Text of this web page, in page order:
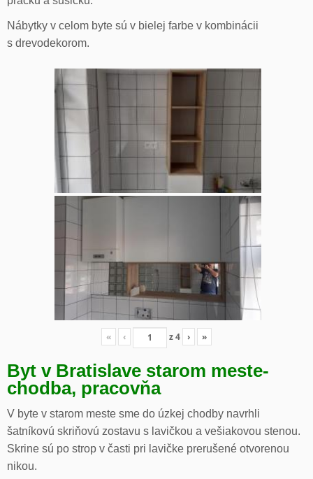
Nábytky v celom byte sú v bielej farbe v kombinácii
s drevodekorom.
« ‹ z4 › »
Byt v Bratislave starom meste-
chodba, pracovňa
V byte v starom meste sme do úzkej chodby navrhli
šatníkovú skriňovú zostavu s lavičkou a vešiakovou stenou.
Skrine sú po strop v časti pri lavičke prerušené otvorenou
nikou.